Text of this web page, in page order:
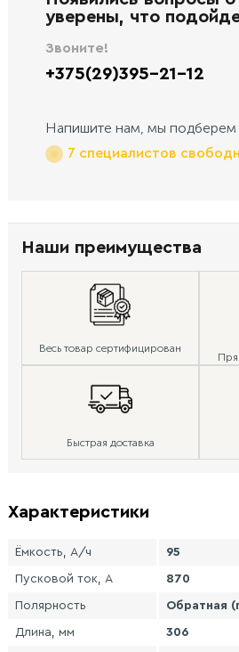
уверены, что
Звоните!
+375(29)395-21-12
Напишите нам, мы подберем
7 специалистов
Наши преимущества
Весь товар сертифицирован
Быстрая доставка
Характеристики
Ёмкость, А/ч 95
Пусковой ток, А 870
Полярность Обратная
Длина, мм 306